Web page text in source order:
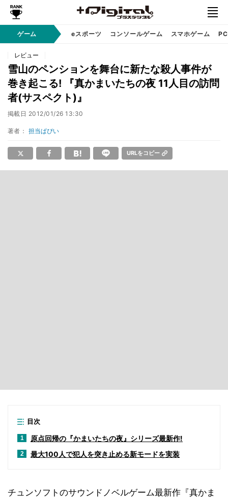
ゲーム eスポーツ コンソールゲーム スマホゲーム
レビュー
雪山のペンションを舞台に新たな殺人事件が
巻き起こる! 『真かまいたちの夜 11人目の訪問
者(サスペクト)』
掲載日 2012/01/26 13:30
著者： 担当ぱぴい
URLをコピー
目次
1 原点回帰の『かまいたちの夜』シリーズ最新作!
2 最大100人で犯人を突き止める新モードを実装
チュンソフトのサウンドノベルゲーム最新作『真かま